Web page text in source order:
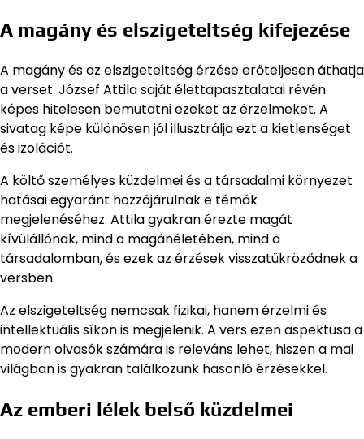
A magány és elszigeteltség kifejezése
A magány és az elszigeteltség érzése erőteljesen áthatja
a verset. József Attila saját élettapasztalatai révén
képes hitelesen bemutatni ezeket az érzelmeket. A
sivatag képe különösen jól illusztrálja ezt a kietlenséget
és izolációt.
A költő személyes küzdelmei és a társadalmi környezet
hatásai egyaránt hozzájárulnak e témák
megjelenéséhez. Attila gyakran érezte magát
kívülállónak, mind a magánéletében, mind a
társadalomban, és ezek az érzések visszatükröződnek a
versben.
Az elszigeteltség nemcsak fizikai, hanem érzelmi és
intellektuális síkon is megjelenik. A vers ezen aspektusa a
modern olvasók számára is releváns lehet, hiszen a mai
világban is gyakran találkozunk hasonló érzésekkel.
Az emberi lélek belső küzdelmei